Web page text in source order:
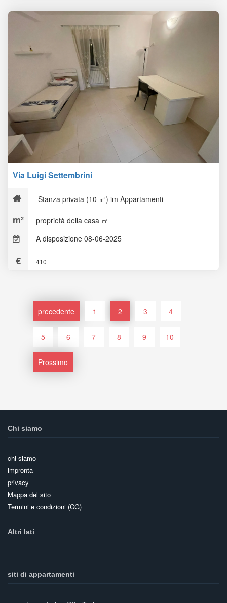
Via Luigi Settembrini
Stanza privata (10 ㎡) im Appartamenti
proprietà della casa ㎡
A disposizione 08-06-2025
410
precedente 1 2 3 4
5 6 7 8 9 10
Prossimo
Chi siamo
chi siamo
impronta
privacy
Mappa del sito
Termini e condizioni (CG)
Altri lati
siti di appartamenti